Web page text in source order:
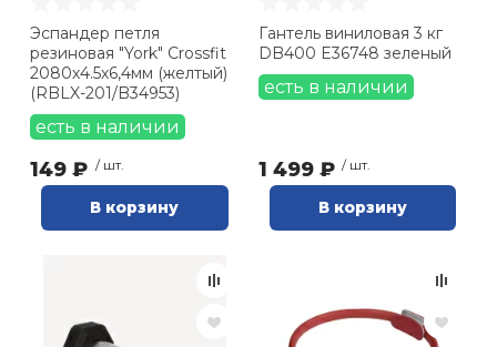
Эспандер петля
резиновая "York" Crossfit
2080х4.5х6,4мм (желтый)
(RBLX-201/B34953)
есть в наличии
149 ₽ / шт.
В корзину
Гантель виниловая 3 кг
DB400 E36748 зеленый
есть в наличии
1 499 ₽ / шт.
В корзину